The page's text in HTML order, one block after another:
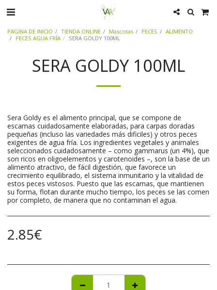
PAGINA DE INICIO TIENDA ONLINE Mascotas PECES
ALIMENTO
PECES AGUA FRÍA
SERA GOLDY 100ML
SERA GOLDY 100ML
Sera Goldy es el alimento principal, que se compone de
escamas cuidadosamente elaboradas, para carpas doradas
pequeñas (incluso las variedades más dificiles) y otros peces
exigentes de agua fría. Los ingredientes vegetales y animales
seleccionados cuidadosamente – como gammarus (un 4%), que
son ricos en oligoelementos y carotenoides –, son la base de un
alimento atractivo, de fácil digestión, que favorece un
crecimiento equilibrado, el sistema inmunitario y la vitalidad de
estos peces vistosos. Puesto que las escamas, que mantienen
su forma, flotan durante mucho tiempo, los peces se las comen
por completo, de manera que no contaminan el agua.
2.85€